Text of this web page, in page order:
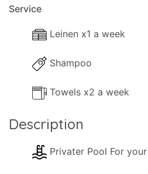
Service
Leinen x1 a week
Shampoo
Towels x2 a week
Description
Privater Pool For